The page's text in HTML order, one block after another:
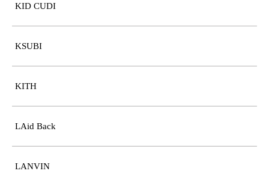
KID CUDI
KSUBI
KITH
LAid Back
LANVIN